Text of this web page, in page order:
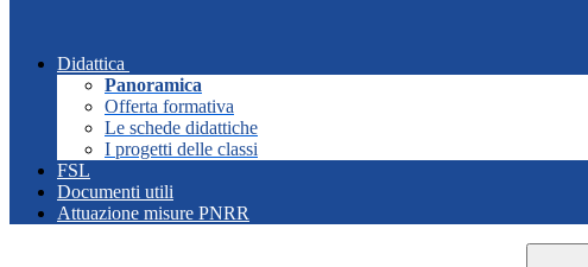
Didattica
Panoramica
Offerta formativa
Le schede didattiche
I progetti delle classi
FSL
Documenti utili
Attuazione misure PNRR